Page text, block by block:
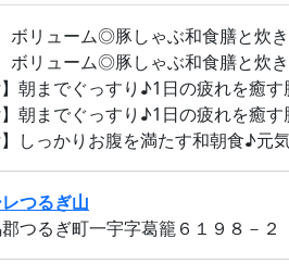
ボリューム◎豚しゃぶ和食膳と炊
ボリューム◎豚しゃぶ和食膳と炊
】朝までぐっすり♪1日の疲れを癒
】朝までぐっすり♪1日の疲れを癒
】しっかりお腹を満たす和朝食♪元
つるぎ山
つるぎ町一宇字葛籠６１９８－２